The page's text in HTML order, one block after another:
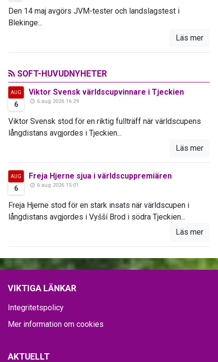
Den 14 maj avgörs JVM-tester och landslagstest i
Blekinge...
Läs mer
SOFT-HUVUDNYHETER
AUG
6
Viktor Svensk världscupvinnare i Tjeckien
6 aug 2026 16:29
Viktor Svensk stod för en riktig fullträff när världscupens
långdistans avgjordes i Tjeckien...
Läs mer
AUG
6
Freja Hjerne sjua i världscuppremiären
6 aug 2026 15:01
Freja Hjerne stod för en stark insats när världscupen i
långdistans avgjordes i Vyšší Brod i södra Tjeckien...
Läs mer
VIKTIGA LÄNKAR
Integritetspolicy
Mer information om cookies
AKTUELLT